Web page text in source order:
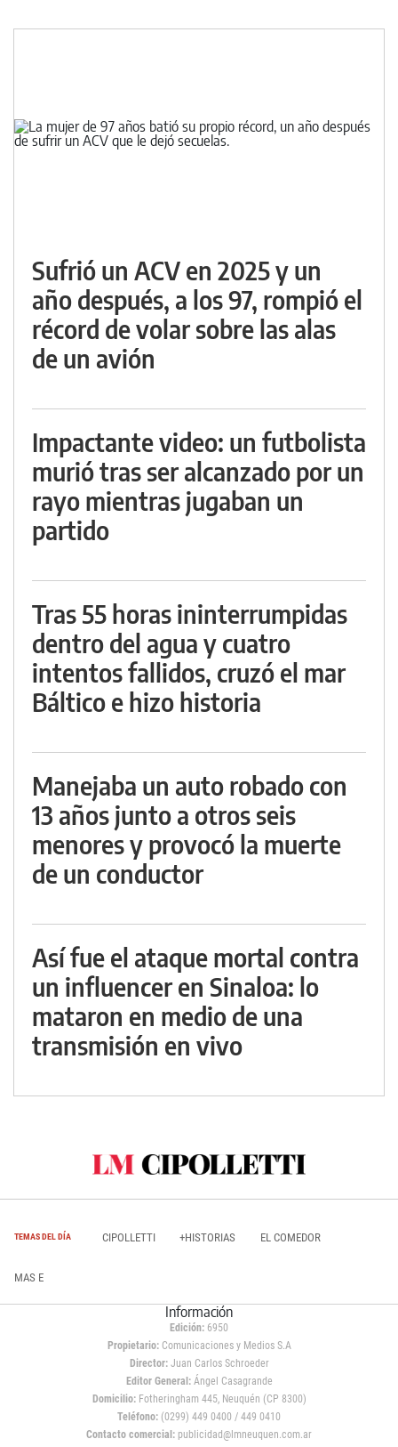
Sufrió un ACV en 2025 y un
año después, a los 97, rompió el
récord de volar sobre las alas
de un avión
Impactante video: un futbolista
murió tras ser alcanzado por un
rayo mientras jugaban un
partido
Tras 55 horas ininterrumpidas
dentro del agua y cuatro
intentos fallidos, cruzó el mar
Báltico e hizo historia
Manejaba un auto robado con
13 años junto a otros seis
menores y provocó la muerte
de un conductor
Así fue el ataque mortal contra
un influencer en Sinaloa: lo
mataron en medio de una
transmisión en vivo
TEMAS DEL DÍA CIPOLLETTI +HISTORIAS EL COMEDOR
MAS E
Información
Edición: 6950
Propietario:Comunicaciones y Medios S.A
Director: Juan Carlos Schroeder
Editor General:Ángel Casagrande
Domicilio:Fotheringham 445, Neuquén (CP 8300)
Teléfono: (0299) 449 0400 / 449 0410
Contacto comercial: publicidad@lmneuquen.com.ar